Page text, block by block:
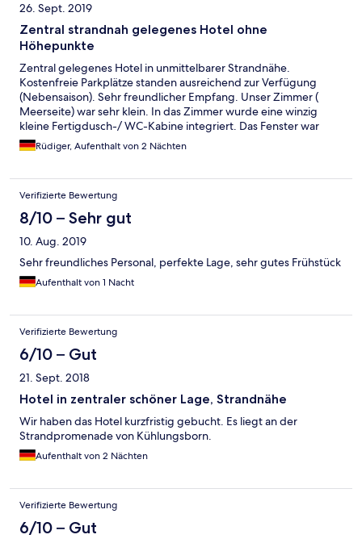
26. Sept. 2019
Zentral strandnah gelegenes Hotel ohne
Höhepunkte
Zentral gelegenes Hotel in unmittelbarer Strandnähe.
Kostenfreie Parkplätze standen ausreichend zur Verfügung
(Nebensaison). Sehr freundlicher Empfang. Unser Zimmer (
Meerseite) war sehr klein. In das Zimmer wurde eine winzig
kleine Fertigdusch-/ WC-Kabine integriert. Das Fenster war
auch klein, so dass das Zimmer sehr dunkel wirkte. Die dunkle
Beleuchtung verstärkte das Ambiente noch. Wegen des hohen
(Dies nur zur Info, nicht als Kritik gedacht). Das Frühstück ist ok,
wenn auch ohne große Auswahl. (Warum wird so nah am Meer
kein Fisch - in welcher Form auch immer - serviert?) Die
Internetverbindung riss immer wieder ab. Gemessen am
Gebotenen war der Preis pro Übernachtung mit 130;- € zu
hoch. Dies gilt insbesondere für die Reisezeit Ende September.
Positiv allerdings war die Möglichkeit, bis 1 Tag vor Anreise zu
stornieren.
Rüdiger, Aufenthalt von 2 Nächten
Verifizierte Bewertung
8/10 – Sehr gut
10. Aug. 2019
Sehr freundliches Personal, perfekte Lage, sehr gutes Frühstück
Aufenthalt von 1 Nacht
Verifizierte Bewertung
6/10 – Gut
21. Sept. 2018
Hotel in zentraler schöner Lage, Strandnähe
Wir haben das Hotel kurzfristig gebucht. Es liegt an der
Strandpromenade von Kühlungsborn.
Aufenthalt von 2 Nächten
Verifizierte Bewertung
6/10 – Gut